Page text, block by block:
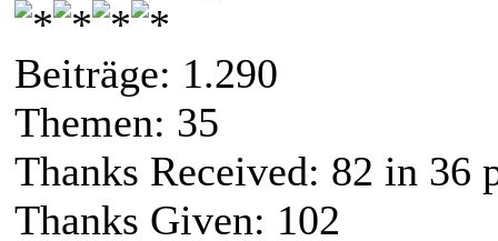
Beiträge: 1.290
Themen: 35
Thanks Received: 82 in 36
Thanks Given: 102